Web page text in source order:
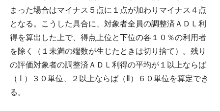
まった場合はマイナス５点に１点が加わりマイナス４点
となる。こうした具合に、対象者全員の調整済ＡＤＬ利
得を算出した上で、得点上位と下位の各１０％の利用者
を除く（１未満の端数が生じたときは切り捨て）。残り
の評価対象者の調整済ＡＤＬ利得の平均が１以上ならば
（ Ⅰ ）３０単位、２以上ならば（Ⅱ）６０単位を算定でき
る。